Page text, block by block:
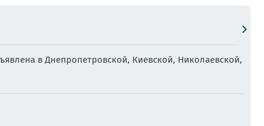
в Днепропетровской, Киевской, Николаевской,